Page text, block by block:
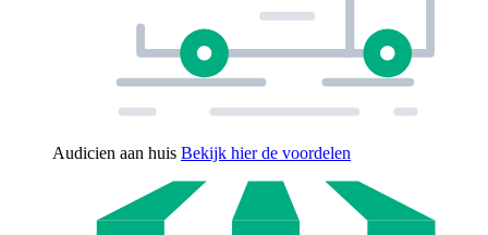
Audicien aan huis Bekijk hier de voordelen